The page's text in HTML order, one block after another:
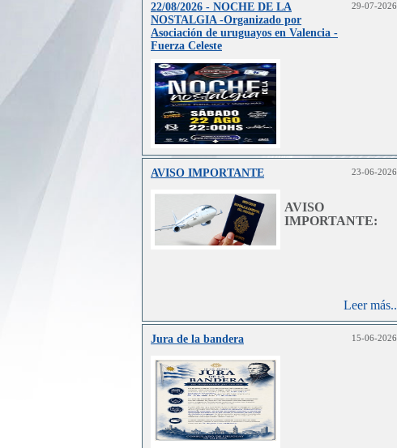
22/08/2026 - NOCHE DE LA
NOSTALGIA -Organizado por
Asociación de uruguayos en Valencia -
Fuerza Celeste
29-07-2026
Leer más..
AVISO IMPORTANTE 23-06-2026
AVISO
IMPORTANTE:
Leer más..
Jura de la bandera 15-06-2026